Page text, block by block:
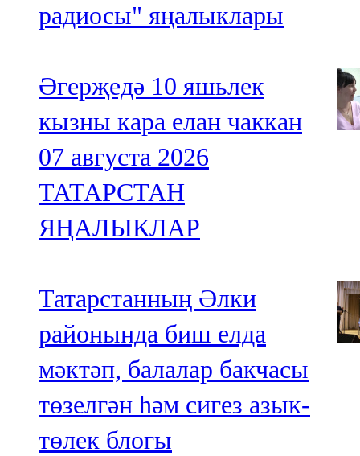
радиосы" яңалыклары
Әгерҗедә 10 яшьлек
кызны кара елан чаккан
07 августа 2026
ТАТАРСТАН
ЯҢАЛЫКЛАР
Татарстанның Әлки
районында биш елда
мәктәп, балалар бакчасы
төзелгән һәм сигез азык-
төлек блогы